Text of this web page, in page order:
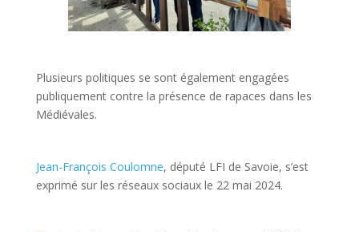
Plusieurs politiques se sont également engagées
publiquement contre la présence de rapaces dans les
Médiévales.
Jean-François Coulomne, député LFI de Savoie, s’est
exprimé sur les réseaux sociaux le 22 mai 2024.